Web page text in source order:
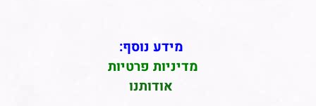
מידע נוסף:
מדיניות פרטיות
אודותנו